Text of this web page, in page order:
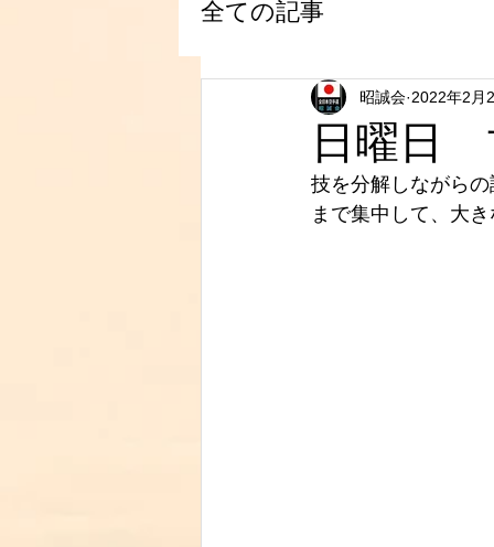
全ての記事
日曜日
昭誠会 2022年2月
技を分解しながら
まで集中して、大